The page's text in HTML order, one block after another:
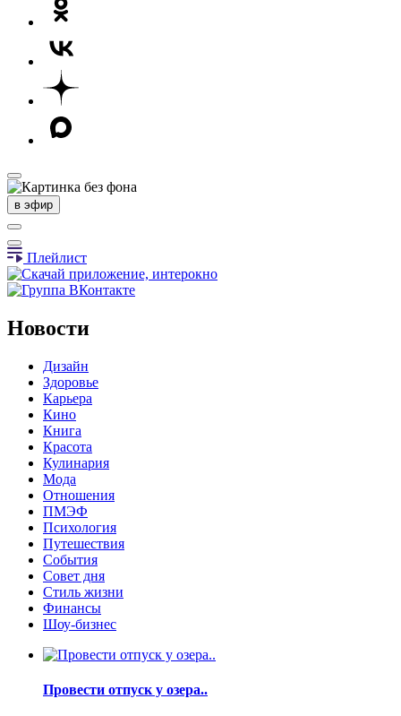
в эфир
Плейлист
Новости
Дизайн
Здоровье
Карьера
Кино
Книга
Красота
Кулинария
Мода
Отношения
ПМЭФ
Психология
Путешествия
События
Совет дня
Стиль жизни
Финансы
Шоу-бизнес
Провести отпуск у озера..